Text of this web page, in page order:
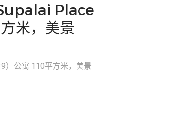
Place
米，美景
）公寓 110平方米，美景